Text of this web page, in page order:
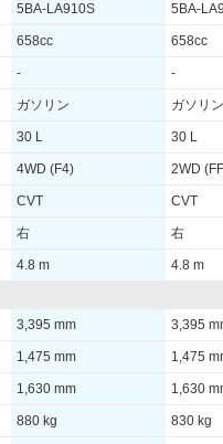
5BA-LA910S 5BA-
658cc 658cc
- -
ガソリン ガソリン
30 L 30 L
4WD (F4) 2WD
CVT CVT
右 右
4.8 m 4.8 m
3,395 mm 3,395
1,475 mm 1,475
1,630 mm 1,630
880 kg 830 kg